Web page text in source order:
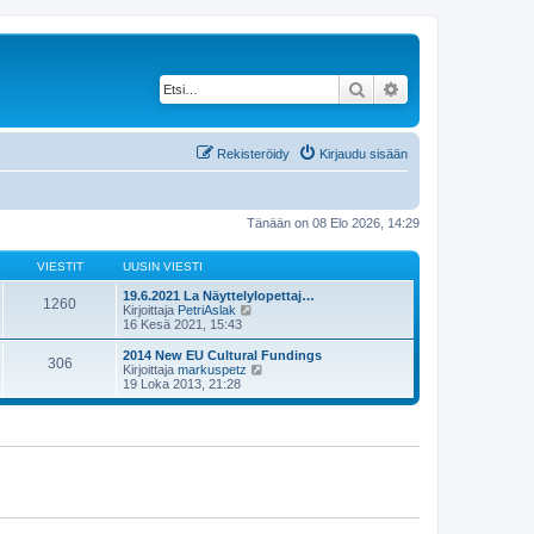
Etsi
Kirjaudu sisään
Rekisteröidy
Tänään on 08 Elo 2026, 14:29
VIESTIT UUSIN VIESTI
1260
19.6.2021 La Näyttelylopettaj…
Kirjoittaja PetriAslak
y
t
ä
u
s
v
i
16 Kesä 2021, 15:43
306
2014 New EU Cultural Fundings
Kirjoittaja markuspetz
y
19 Loka 2013, 21:28